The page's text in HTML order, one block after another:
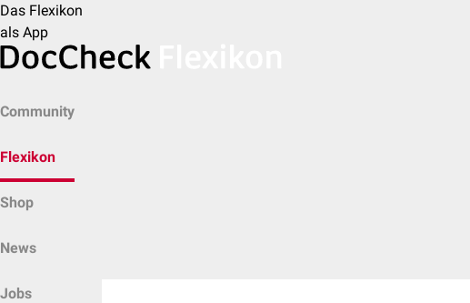
Das Flexikon
als App
Community
Flexikon
Shop
News
Jobs